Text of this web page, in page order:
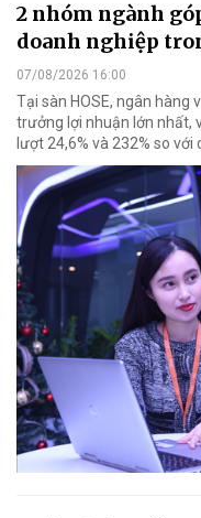
2 nhóm ngành
doanh nghiệp
07/08/2026 16:00
Tại sàn HOSE, ngân hàng
trưởng lợi nhuận lớn nhất,
lượt 24,6% và 232% so với